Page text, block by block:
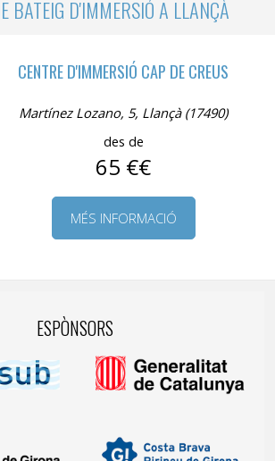
BATEIG D'IMMERSIÓ A LLANÇÀ
CENTRE D'IMMERSIÓ CAP DE CREUS
Martínez Lozano, 5, Llançà (17490)
des de
65 €€
MÉS INFORMACIÓ
ESPÒNSORS